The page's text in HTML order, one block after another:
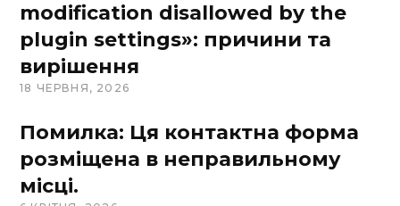
modification disallowed by the
plugin settings»: причини та
вирішення
18 ЧЕРВНЯ, 2026
Помилка: Ця контактна форма
розміщена в неправильному
місці.